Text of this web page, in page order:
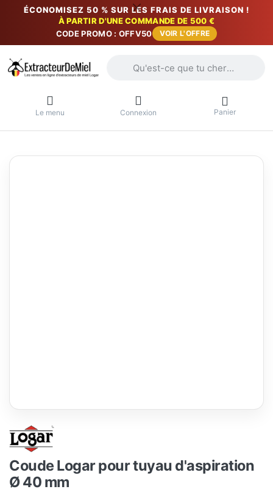
ÉCONOMISEZ 50 % SUR LES FRAIS DE LIVRAISON !
À PARTIR D'UNE COMMANDE DE 500 €
CODE PROMO : OFFV50
VOIR L'OFFRE
Le menu Connexion Panier
Coude Logar pour tuyau d'aspiration
Ø 40 mm